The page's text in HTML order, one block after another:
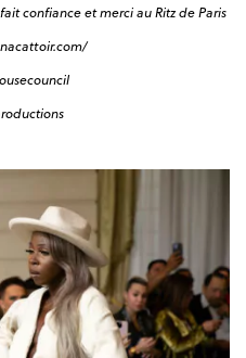
confiance et merci au Ritz de Paris